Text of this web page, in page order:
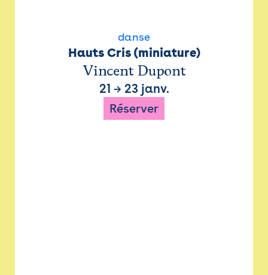
danse
Hauts Cris (miniature)
Vincent Dupont
21 → 23 janv.
Réserver